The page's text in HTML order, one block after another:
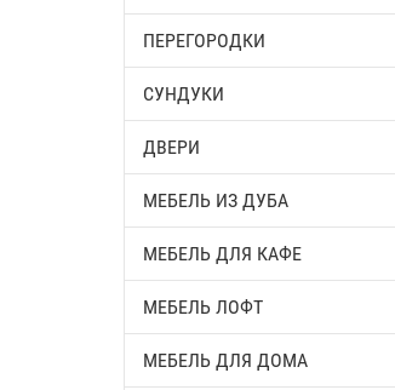
ПЕРЕГОРОДКИ
СУНДУКИ
ДВЕРИ
МЕБЕЛЬ ИЗ ДУБА
МЕБЕЛЬ ДЛЯ КАФЕ
МЕБЕЛЬ ЛОФТ
МЕБЕЛЬ ДЛЯ ДОМА